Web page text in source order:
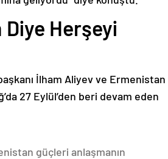
Herşeyi
İlham Aliyev ve Ermenistan
27 Eylül’den beri devam eden
güçleri anlaşmanın